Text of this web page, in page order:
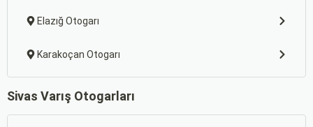
Elazığ Otogarı
Karakoçan Otogarı
Sivas Varış Otogarları